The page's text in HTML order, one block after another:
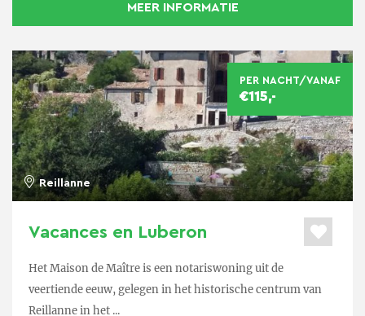
MEER INFORMATIE
PER NACHT/VANAF
€115,-
Reillanne
Vacances en Luberon
Het Maison de Maître is een notariswoning uit de
veertiende eeuw, gelegen in het historische centrum van
Reillanne in het ...